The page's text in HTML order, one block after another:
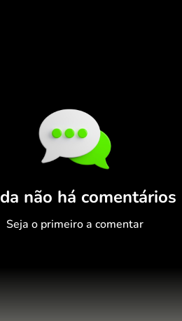
não há comentários
Seja o primeiro a comentar